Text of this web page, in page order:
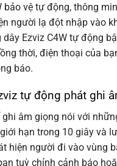
bảo vệ tự động, thông
người lạ đột nhập vào
dây Ezviz C4W tự động
thời, điện thoại của
báo.
tự động phát ghi
âm giọng nói với
hạn trong 10 giây và
hiện người đi vào vùng
tuỳ chỉnh cảnh báo